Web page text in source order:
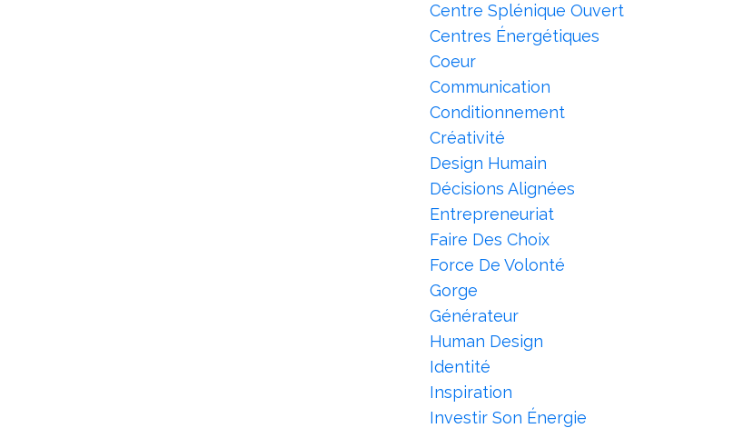
Centre Splénique Ouvert
Centres Énergétiques
Coeur
Communication
Conditionnement
Créativité
Design Humain
Décisions Alignées
Entrepreneuriat
Faire Des Choix
Force De Volonté
Gorge
Générateur
Human Design
Identité
Inspiration
Investir Son Énergie